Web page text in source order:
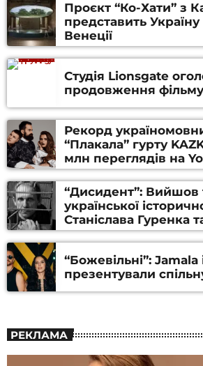
Проєкт “Ко-Хати” з
представить Україну
Венеції
Студія Lionsgate
продовження
Рекорд
“Плакала” гурту
млн переглядів на
“Дисидент”: Вийшов
української
Станіслава Гуренка
Алфьорова (ВІДЕО)
“Божевільні”:
презентували
РЕКЛАМА